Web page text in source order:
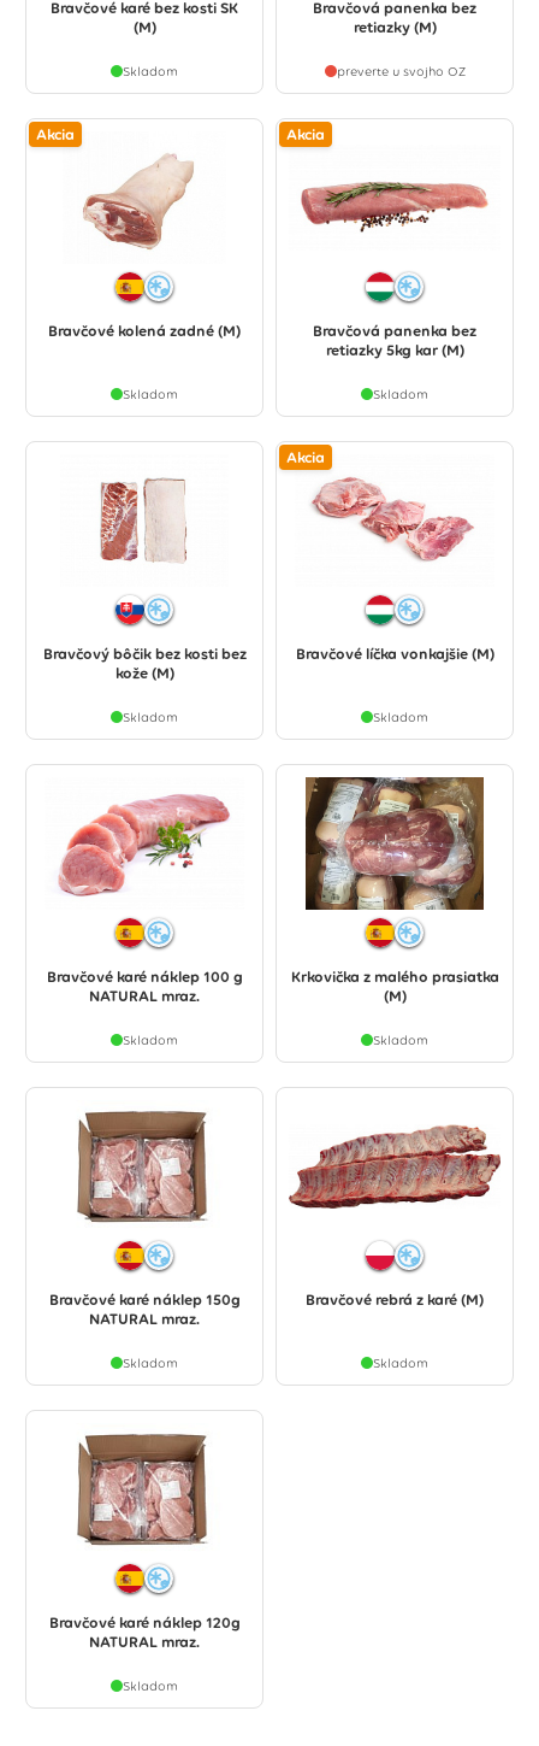
Bravčové karé bez kosti SK
(M)
Skladom
Bravčová panenka bez
retiazky (M)
preverte u svojho OZ
Akcia
Bravčové kolená zadné (M)
Skladom
Akcia
Bravčová panenka bez
retiazky 5kg kar (M)
Skladom
Bravčový bôčik bez kosti bez
kože (M)
Skladom
Akcia
Bravčové líčka vonkajšie (M)
Skladom
Bravčové karé náklep 100 g
NATURAL mraz.
Skladom
Krkovička z malého prasiatka
(M)
Skladom
Bravčové karé náklep 150g
NATURAL mraz.
Skladom
Bravčové rebrá z karé (M)
Skladom
Bravčové karé náklep 120g
NATURAL mraz.
Skladom